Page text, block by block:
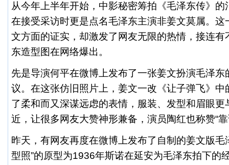
从今年上半年开始，中影秘密筹拍《毛泽东传》
在接受采访时更是点名毛泽东主演非姜文莫属。这
文方面的证实，却激发了网友无限的热情，接连有
东造型图在网络爆出。
先是导演何平在微博上发布了一张姜文扮演毛泽东
议。在这张仿旧照片上，姜文一改《让子弹飞》中
了柔和而又深谋远虑的表情，服装、发型和眉眼更
近，让很多网友大赞神形兼备，演员陶红也称赞“
昨天，有网友再度在微博上发布了自制的姜文版毛
型照”的原型为1936年斯诺在延安为毛泽东拍下的